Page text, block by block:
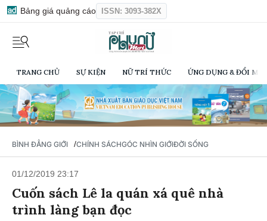
Bảng giá quảng cáo ISSN: 3093-382X
TRANG CHỦ SỰ KIỆN NỮ TRÍ THỨC ỨNG DỤNG & ĐỔI
BÌNH ĐẲNG GIỚI /CHÍNH SÁCHGÓC NHÌN GIỚIĐỜI SỐNG
01/12/2019 23:17
Cuốn sách Lê la quán xá quê nhà
trình làng bạn đọc